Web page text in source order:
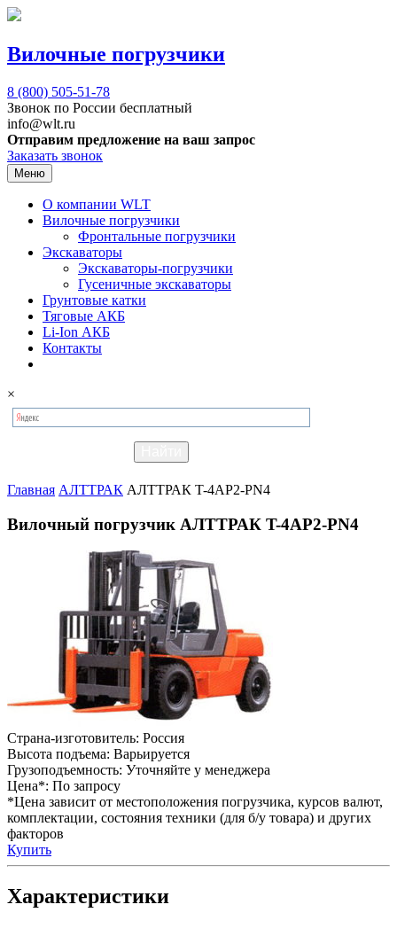
Вилочные погрузчики
8 (800) 505-51-78
Звонок по России бесплатный
info@wlt.ru
Отправим предложение на ваш запрос
Заказать звонок
Меню
О компании WLT
Вилочные погрузчики
Фронтальные погрузчики
Экскаваторы
Экскаваторы-погрузчики
Гусеничные экскаваторы
Грунтовые катки
Тяговые АКБ
Li-Ion АКБ
Контакты
×
Главная АЛТТРАК АЛТТРАК T-4AP2-PN4
Вилочный погрузчик АЛТТРАК T-4AP2-PN4
Страна-изготовитель: Россия
Высота подъема: Варьируется
Грузоподъемность: Уточняйте у менеджера
Цена*: По запросу
*Цена зависит от местоположения погрузчика, курсов валют,
комплектации, состояния техники (для б/у товара) и других
факторов
Купить
Характеристики